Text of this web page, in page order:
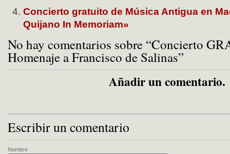
Concierto gratuito de Música Antigua en
Quijano In Memoriam»
No hay comentarios sobre “Concierto
Homenaje a Francisco de Salinas”
Añadir un comentario.
Escribir un comentario
Nombre